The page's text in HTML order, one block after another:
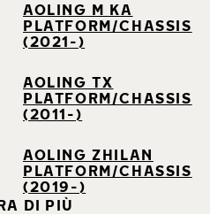
AOLING M KA
PLATFORM/CHASSIS
(2021-)
AOLING TX
PLATFORM/CHASSIS
(2011-)
AOLING ZHILAN
PLATFORM/CHASSIS
(2019-)
DI PIÙ